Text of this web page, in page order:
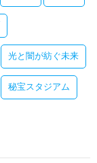
光と闇が紡ぐ未来
秘宝スタジアム